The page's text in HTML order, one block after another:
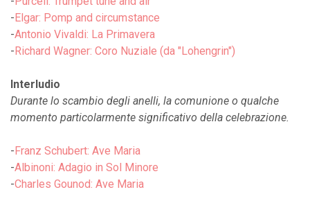
-Elgar: Pomp and circumstance
-Antonio Vivaldi: La Primavera
-Richard Wagner: Coro Nuziale (da "Lohengrin")
Interludio
Durante lo scambio degli anelli, la comunione o qualche
momento particolarmente significativo della celebrazione.
-Franz Schubert: Ave Maria
-Albinoni: Adagio in Sol Minore
-Charles Gounod: Ave Maria